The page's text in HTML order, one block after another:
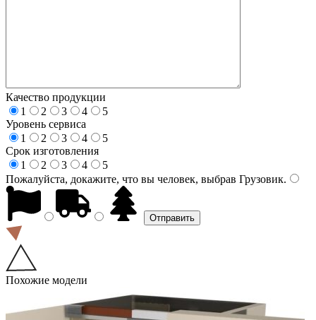
Качество продукции
1
2 3 4
5
Уровень сервиса
1
2 3 4
5
Срок изготовления
1
2 3 4
5
Пожалуйста, докажите, что вы человек, выбрав Грузовик.
Похожие модели